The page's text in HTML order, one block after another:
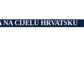
NA CIJELU HRVATSKU